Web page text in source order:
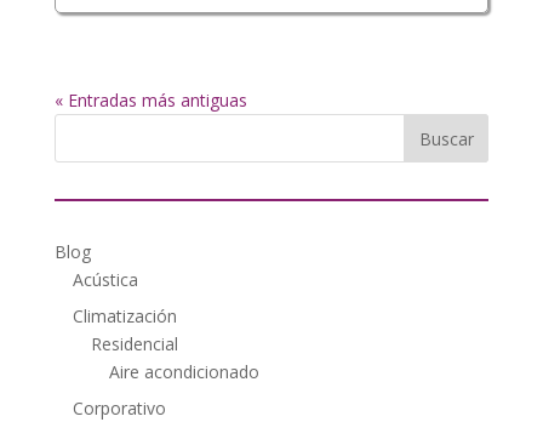
« Entradas más antiguas
Blog
Acústica
Climatización
Residencial
Aire acondicionado
Corporativo